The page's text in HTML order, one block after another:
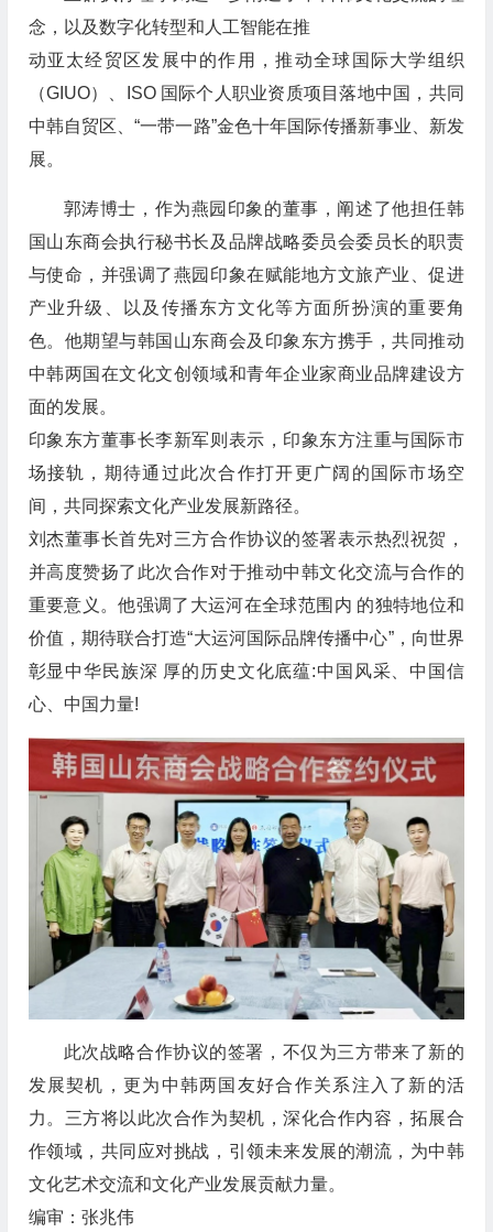
念，以及数字化转型和人工智能在推
动亚太经贸区发展中的作用，推动全球国际大学组织
（GIUO）、ISO 国际个人职业资质项目落地中国，共同
中韩自贸区、“一带一路”金色十年国际传播新事业、新发
展。
郭涛博士，作为燕园印象的董事，阐述了他担任韩
国山东商会执行秘书长及品牌战略委员会委员长的职责
与使命，并强调了燕园印象在赋能地方文旅产业、促进
产业升级、以及传播东方文化等方面所扮演的重要角
色。他期望与韩国山东商会及印象东方携手，共同推动
中韩两国在文化文创领域和青年企业家商业品牌建设方
面的发展。
印象东方董事长李新军则表示，印象东方注重与国际市
场接轨，期待通过此次合作打开更广阔的国际市场空
间，共同探索文化产业发展新路径。
刘杰董事长首先对三方合作协议的签署表示热烈祝贺，
并高度赞扬了此次合作对于推动中韩文化交流与合作的
重要意义。他强调了大运河在全球范围内 的独特地位和
价值，期待联合打造“大运河国际品牌传播中心”，向世界
彰显中华民族深 厚的历史文化底蕴:中国风采、中国信
心、中国力量!
此次战略合作协议的签署，不仅为三方带来了新的
发展契机，更为中韩两国友好合作关系注入了新的活
力。三方将以此次合作为契机，深化合作内容，拓展合
作领域，共同应对挑战，引领未来发展的潮流，为中韩
文化艺术交流和文化产业发展贡献力量。
编审：张兆伟